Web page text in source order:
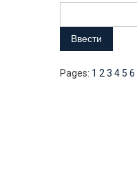
Pages: 1 2 3 4 5 6